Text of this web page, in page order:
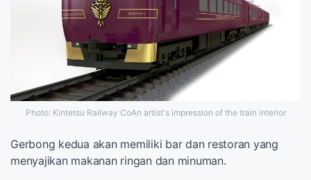
Photo: Kintetsu Railway CoAn artist's impression of the train interior
Gerbong kedua akan memiliki bar dan restoran yang
menyajikan makanan ringan dan minuman.